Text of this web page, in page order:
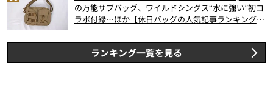
の万能サブバッグ、ワイルドシングス“水に強い”初コ
ラボ付録…ほか【休日バッグの人気記事ランキングベ
ランキング一覧を見る